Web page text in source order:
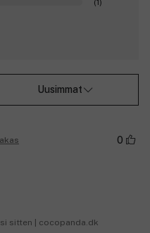
(1)
Uusimmat
0
sitten | cocopanda.dk